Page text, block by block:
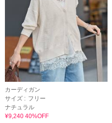
カーディガン
サイズ : フリー
ナチュラル
¥9,240 40%OFF